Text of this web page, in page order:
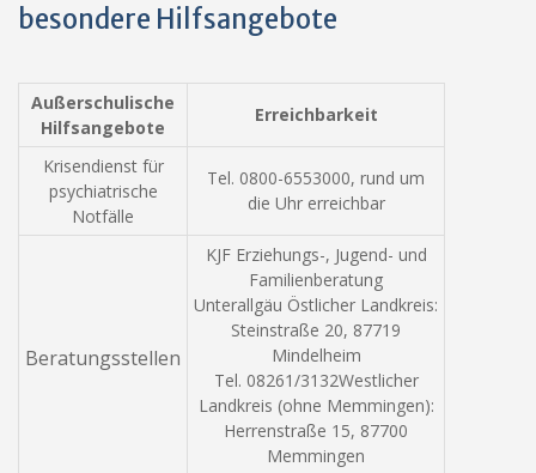
besondere Hilfsangebote
Außerschulische
Hilfsangebote
Erreichbarkeit
Krisendienst für
psychiatrische
Notfälle
Tel. 0800-6553000, rund um
die Uhr erreichbar
Beratungsstellen
KJF Erziehungs-, Jugend- und
Familienberatung
Unterallgäu Östlicher Landkreis:
Steinstraße 20, 87719
Mindelheim
Tel. 08261/3132Westlicher
Landkreis (ohne Memmingen):
Herrenstraße 15, 87700
Memmingen